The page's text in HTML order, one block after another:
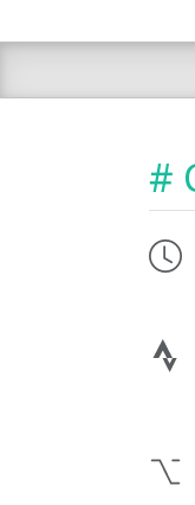
#